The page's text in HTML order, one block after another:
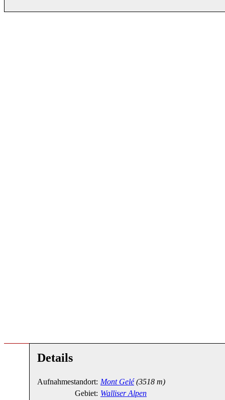
Details
Aufnahmestandort: Mont Gelé (3518 m)
Gebiet: Walliser Alpen